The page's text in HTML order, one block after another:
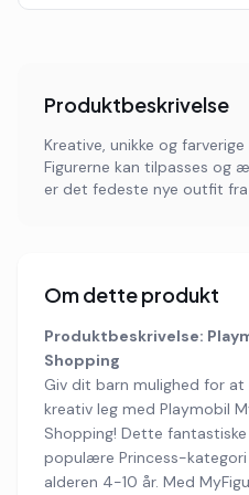
Produktbeskrivelse
Kreative, unikke og
Figurerne kan tilpasses og
er det fedeste nye outfit
Om dette produkt
Produktbeskrivelse:
Shopping
Giv dit barn mulighed for
kreativ leg med Playmobil
Shopping! Dette
populære Princess-
alderen 4-10 år. Med